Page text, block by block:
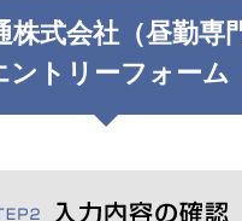
株式会社（昼勤専
ントリーフォーム